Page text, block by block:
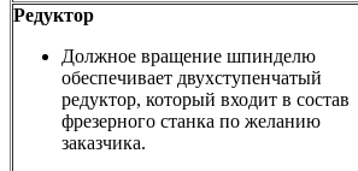
Редуктор
Должное вращение шпинделю
обеспечивает двухступенчатый
редуктор, который входит в состав
фрезерного станка по желанию
заказчика.